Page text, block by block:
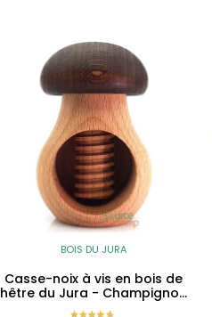
BOIS DU JURA
Casse-noix à vis en bois de
hêtre du Jura - Champignon
brun